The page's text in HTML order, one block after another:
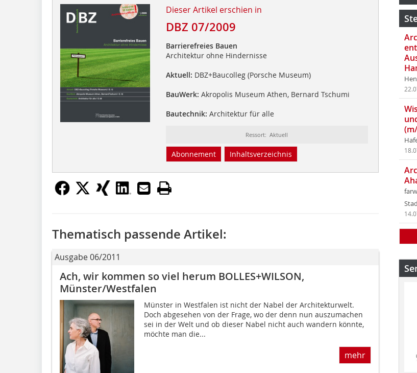
Dieser Artikel erschien in
DBZ 07/2009
Barrierefreies Bauen
Architektur ohne Hindernisse
Aktuell: DBZ+Baucolleg (Porsche Museum)
BauWerk: Akropolis Museum Athen, Bernard Tschumi
Bautechnik: Architektur für alle
Ressort: Aktuell
Abonnement Inhaltsverzeichnis
Thematisch passende Artikel:
Ausgabe 06/2011
Ach, wir kommen so viel herum BOLLES+WILSON,
Münster/Westfalen
Münster in Westfalen ist nicht der Nabel der Architekturwelt.
Doch abgesehen von der Frage, wo der denn nun auszumachen
sei in der Welt und ob dieser Nabel nicht auch wandern könnte,
möchte man die...
mehr